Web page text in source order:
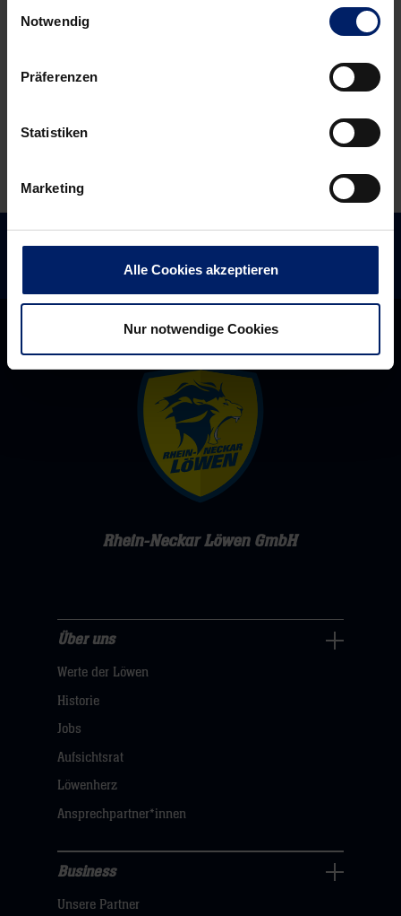
Notwendig
Präferenzen
Statistiken
Marketing
Alle Cookies akzeptieren
Nur notwendige Cookies
Rhein-Neckar Löwen GmbH
uns
Navigation
öffnen,
hier
Über uns
Werte der Löwen
Historie
Jobs
Aufsichtsrat
Löwenherz
Ansprechpartner*innen
Navigation
Business
Unsere Partner